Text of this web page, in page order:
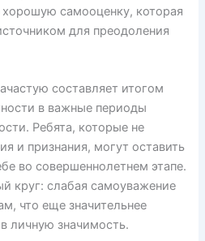
самооценку, которая
для преодоления
составляет итогом
в важные периоды
Ребята, которые не
и признания, могут оставить
во совершеннолетнем этапе.
круг: слабая самоуважение
что еще значительнее
личную значимость.